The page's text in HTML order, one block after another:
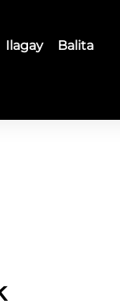
Ilagay
Balita